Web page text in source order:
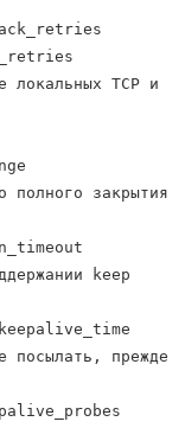
локальных TCP и
полного закрытия
keep
посылать, прежде